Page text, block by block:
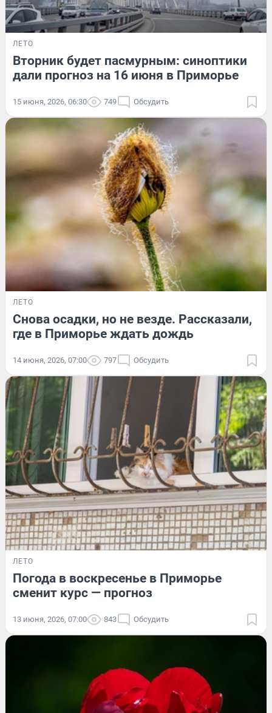
ЛЕТО
Вторник будет пасмурным: синоптики
дали прогноз на 16 июня в Приморье
15 июня, 2026, 06:30 749 Обсудить
ЛЕТО
Снова осадки, но не везде. Рассказали,
где в Приморье ждать дождь
14 июня, 2026, 07:00 797 Обсудить
ЛЕТО
Погода в воскресенье в Приморье
сменит курс — прогноз
13 июня, 2026, 07:00 843 Обсудить